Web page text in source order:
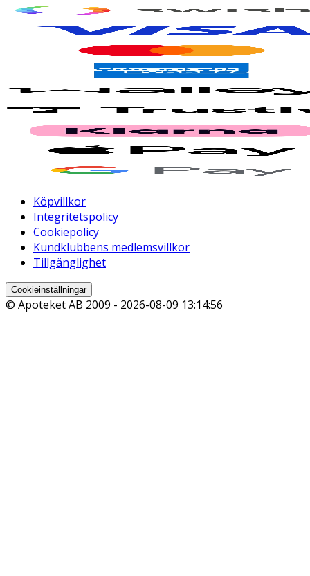
Köpvillkor
Integritetspolicy
Cookiepolicy
Kundklubbens medlemsvillkor
Tillgänglighet
Cookieinställningar
© Apoteket AB 2009 - 2026-08-09 13:14:56